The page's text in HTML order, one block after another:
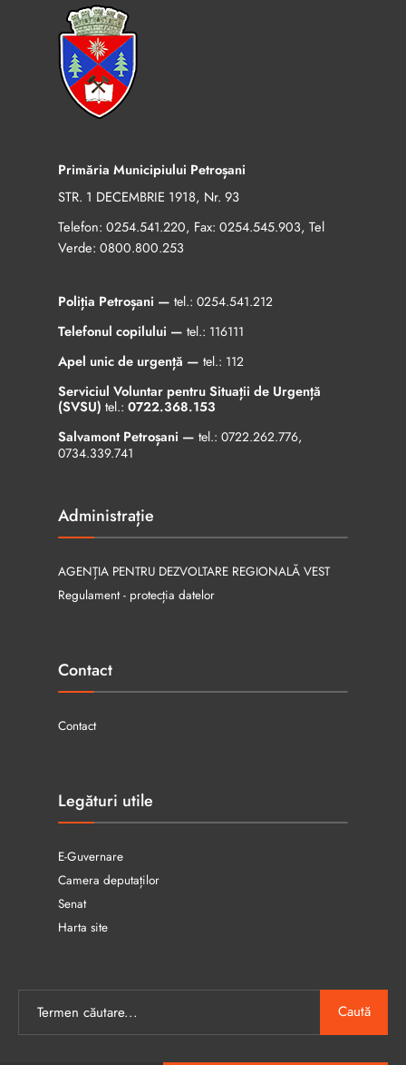
Primăria Municipiului Petroșani
STR. 1 DECEMBRIE 1918, Nr. 93
Telefon: 0254.541.220, Fax: 0254.545.903, Tel
Verde: 0800.800.253
Poliția Petroșani — tel.: 0254.541.212
Telefonul copilului — tel.: 116111
Apel unic de urgență — tel.: 112
Serviciul Voluntar pentru Situații de Urgență
(SVSU) tel.: 0722.368.153
Salvamont Petroșani — tel.: 0722.262.776,
0734.339.741
Administrație
AGENȚIA PENTRU DEZVOLTARE REGIONALĂ VEST
Regulament - protecția datelor
Contact
Contact
Legături utile
E-Guvernare
Camera deputaților
Senat
Harta site
Caută